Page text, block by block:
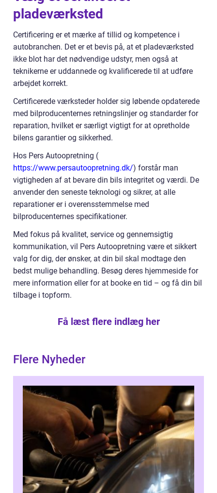
pladeværksted
Certificering er et mærke af tillid og kompetence i
autobranchen. Det er et bevis på, at et pladeværksted
ikke blot har det nødvendige udstyr, men også at
teknikerne er uddannede og kvalificerede til at udføre
arbejdet korrekt.
Certificerede værksteder holder sig løbende opdaterede
med bilproducenternes retningslinjer og standarder for
reparation, hvilket er særligt vigtigt for at opretholde
bilens garantier og sikkerhed.
Hos Pers Autoopretning (
https://www.persautoopretning.dk/) forstår man
vigtigheden af at bevare din bils integritet og værdi. De
anvender den seneste teknologi og sikrer, at alle
reparationer er i overensstemmelse med
bilproducenternes specifikationer.
Med fokus på kvalitet, service og gennemsigtig
kommunikation, vil Pers Autoopretning være et sikkert
valg for dig, der ønsker, at din bil skal modtage den
bedst mulige behandling. Besøg deres hjemmeside for
mere information eller for at booke en tid – og få din bil
tilbage i topform.
Få læst flere indlæg her
Flere Nyheder